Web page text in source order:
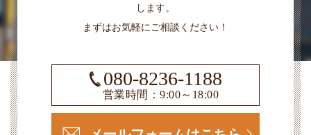
します。
まずはお気軽にご相談ください！
080-8236-1188
営業時間：9:00～18:00